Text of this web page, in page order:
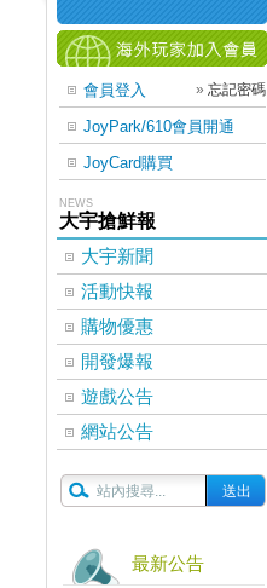
會員登入 » 忘記密碼
JoyPark/610會員開通
JoyCard購買
NEWS
大宇搶鮮報
大宇新聞
活動快報
購物優惠
開發爆報
遊戲公告
網站公告
最新公告